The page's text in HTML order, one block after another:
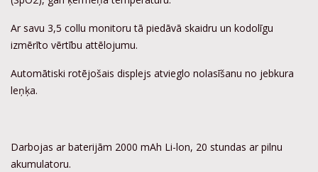
Ar savu 3,5 collu monitoru tā piedāvā skaidru un kodolīgu
izmērīto vērtību attēlojumu.
Automātiski rotējošais displejs atvieglo nolasīšanu no jebkura
leņķa.
Darbojas ar baterijām 2000 mAh Li-lon, 20 stundas ar pilnu
akumulatoru.